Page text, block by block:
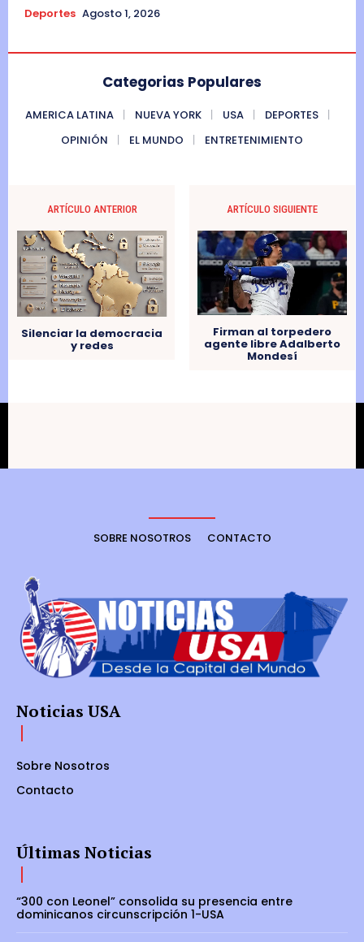
Deportes Agosto 1, 2026
Categorias Populares
AMERICA LATINA NUEVA YORK USA
DEPORTES
OPINIÓN
EL MUNDO ENTRETENIMIENTO
ARTÍCULO ANTERIOR
Silenciar la democracia
y redes
ARTÍCULO SIGUIENTE
Firman al torpedero
agente libre Adalberto
Mondesí
SOBRE NOSOTROS CONTACTO
Noticias USA
Sobre Nosotros
Contacto
Últimas Noticias
“300 con Leonel” consolida su presencia entre
dominicanos circunscripción 1-USA